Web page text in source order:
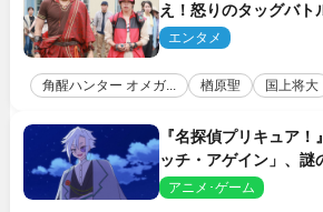
え！怒りのタッグバト
がハンターバトルを挑
エンタメ
角醒ハンター オメガ... 楢原聖 国上将大
『名探偵プリキュア！
ッチ・アゲイン」、謎
告状が届く
アニメ･ゲーム